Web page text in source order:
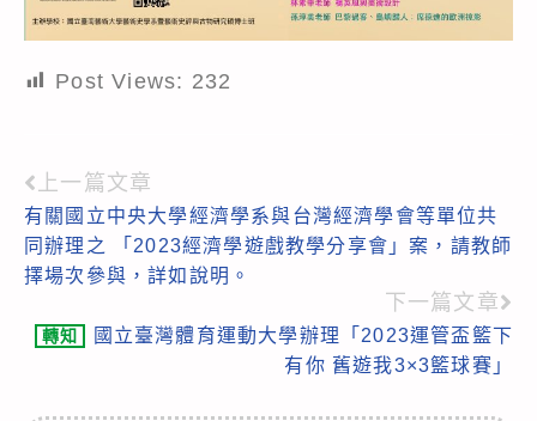
Post Views: 232
Read
more
articles
上一篇文章
有關國立中央大學經濟學系與台灣經濟學會等單位共
同辦理之 「2023經濟學遊戲教學分享會」案，請教師
擇場次參與，詳如說明。
下一篇文章
轉知
國立臺灣體育運動大學辦理「2023運管盃籃下
有你 舊遊我3×3籃球賽」